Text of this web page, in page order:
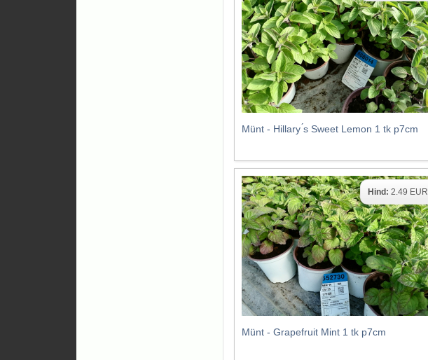
Münt - Hillary ́s Sweet Lemon 1 tk p7cm
Münt - Grapefruit Mint 1 tk p7cm
Hind: 2.49 EUR